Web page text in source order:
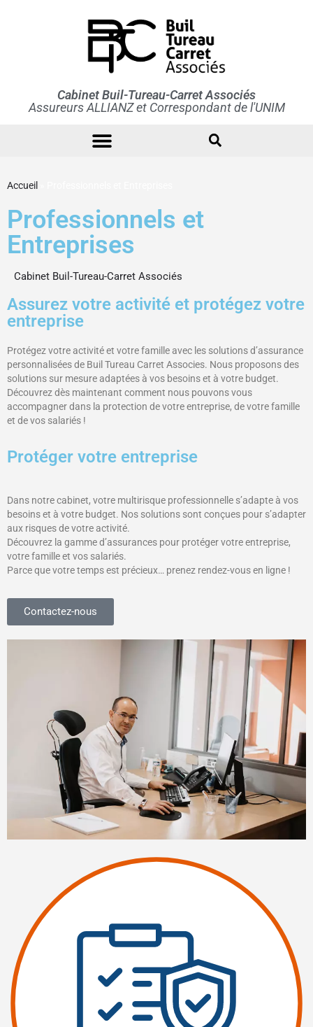
Cabinet Buil-Tureau-Carret Associés
Assureurs ALLIANZ et Correspondant de l'UNIM
Accueil
Professionnels et
Entreprises
Cabinet Buil-Tureau-Carret Associés
Assurez votre activité et protégez votre
entreprise
Protégez votre activité et votre famille avec les solutions d’assurance
personnalisées de Buil Tureau Carret Associes. Nous proposons des
solutions sur mesure adaptées à vos besoins et à votre budget.
Découvrez dès maintenant comment nous pouvons vous
accompagner dans la protection de votre entreprise, de votre famille
et de vos salariés !
Protéger votre entreprise
Dans notre cabinet, votre multirisque professionnelle s’adapte à vos
besoins et à votre budget. Nos solutions sont conçues pour s’adapter
aux risques de votre activité.
Découvrez la gamme d’assurances pour protéger votre entreprise,
votre famille et vos salariés.
Parce que votre temps est précieux… prenez rendez-vous en ligne !
Contactez-nous